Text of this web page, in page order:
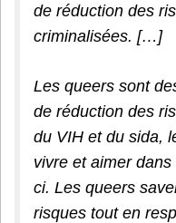
de réduction des
criminalisées. […]
Les queers sont
de réduction des
du VIH et du sida,
vivre et aimer
ci. Les queers
risques tout en